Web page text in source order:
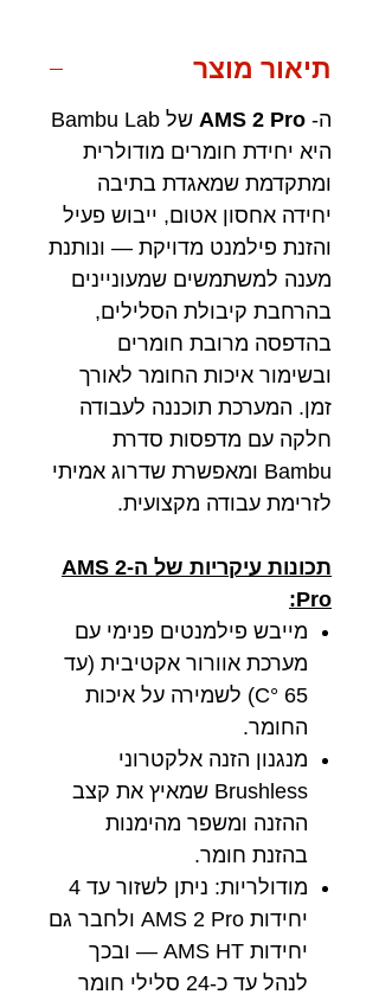
תיאור מוצר
ה- AMS 2 Pro
של Bambu Lab
היא יחידת חומרים מודולרית
ומתקדמת שמאגדת בתיבה
יחידה אחסון אטום, ייבוש פעיל
והזנת פילמנט מדויקת — ונותנת
מענה למשתמשים שמעוניינים
בהרחבת קיבולת הסלילים,
בהדפסה מרובת חומרים
ובשימור איכות החומר לאורך
זמן. המערכת תוכננה לעבודה
חלקה עם מדפסות סדרת
Bambu ומאפשרת שדרוג אמיתי
לזרימת עבודה מקצועית.
תכונות עיקריות של ה-AMS 2
Pro:
מייבש פילמנטים פנימי עם
מערכת אוורור אקטיבית (עד
65 °C) לשמירה על איכות
החומר.
מנגנון הזנה אלקטרוני
Brushless שמאיץ את קצב
ההזנה ומשפר מהימנות
בהזנת חומר.
מודולריות: ניתן לשזור עד 4
יחידות AMS 2 Pro ולחבר גם
יחידות AMS HT — ובכך
לנהל עד כ-24 סלילי חומר